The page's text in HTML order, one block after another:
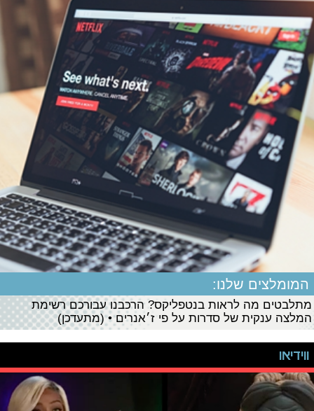
המומלצים שלנו:
מתלבטים מה לראות בנטפליקס? הרכבנו עבורכם רשימת
המלצה ענקית של סדרות על פי ז׳אנרים • (מתעדכן)
ווידיאו